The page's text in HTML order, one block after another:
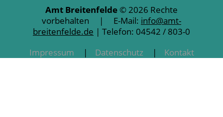
Amt Breitenfelde © 2026 Rechte
vorbehalten | E-Mail: info@amt-
breitenfelde.de | Telefon: 04542 / 803-0
Impressum
Datenschutz Kontakt